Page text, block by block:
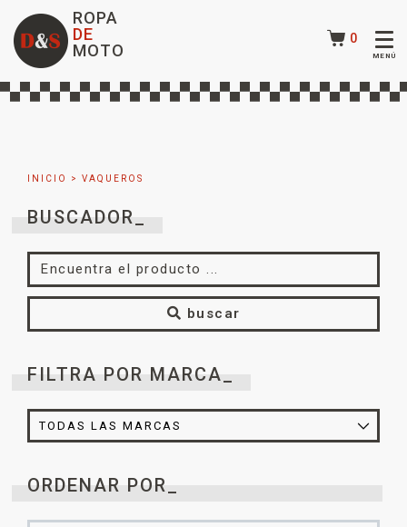
ROPA
DE
MOTO
0
INICIO > VAQUEROS
BUSCADOR_
buscar
FILTRA POR MARCA_
ORDENAR POR_